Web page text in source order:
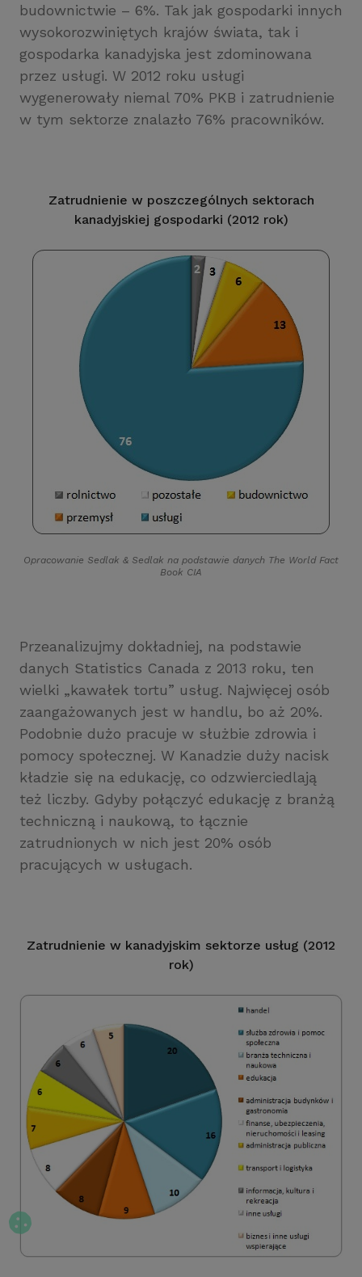
budownictwie – 6%. Tak jak gospodarki innych
wysokorozwiniętych krajów świata, tak i
gospodarka kanadyjska jest zdominowana
przez usługi. W 2012 roku usługi
wygenerowały niemal 70% PKB i zatrudnienie
w tym sektorze znalazło 76% pracowników.
Zatrudnienie w poszczególnych sektorach
kanadyjskiej gospodarki (2012 rok)
Opracowanie Sedlak & Sedlak na podstawie danych The World Fact
Book CIA
Przeanalizujmy dokładniej, na podstawie
danych Statistics Canada z 2013 roku, ten
wielki „kawałek tortu” usług. Najwięcej osób
zaangażowanych jest w handlu, bo aż 20%.
Podobnie dużo pracuje w służbie zdrowia i
pomocy społecznej. W Kanadzie duży nacisk
kładzie się na edukację, co odzwierciedlają
też liczby. Gdyby połączyć edukację z branżą
techniczną i naukową, to łącznie
zatrudnionych w nich jest 20% osób
pracujących w usługach.
Zatrudnienie w kanadyjskim sektorze usług (2012
rok)